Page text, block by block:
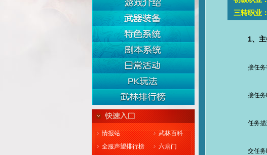
情报站
武林百科
全服声望排行榜
六扇门
三转职业：
1、
接任务
接任务
任务描述
交任务